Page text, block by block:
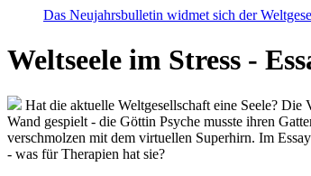
Das Neujahrsbulletin widmet sich der
Weltseele im Stress -
Hat die aktuelle Weltgesellschaft eine Seele? Die
Wand gespielt - die Göttin Psyche musste ihren
verschmolzen mit dem virtuellen Superhirn. Im
- was für Therapien hat sie?